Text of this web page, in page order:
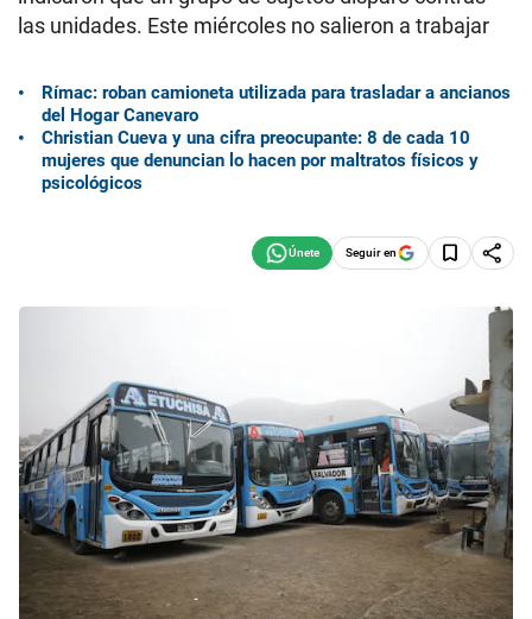
las unidades. Este miércoles no salieron a trabajar
Rímac: roban camioneta utilizada para trasladar a ancianos
del Hogar Canevaro
Christian Cueva y una cifra preocupante: 8 de cada 10
mujeres que denuncian lo hacen por maltratos físicos y
psicológicos
Seguir en